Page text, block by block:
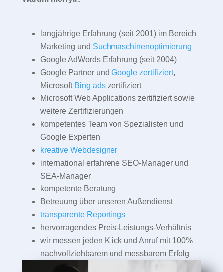
langjährige Erfahrung (seit 2001) im Bereich
Marketing und Suchmaschinenoptimierung
Google AdWords Erfahrung (seit 2004)
Google Partner und Google zertifiziert,
Microsoft Bing adszertifiziert
Microsoft Web Applications zertifiziert sowie
weitere Zertifizierungen
kompetentes Team von Spezialisten und
Google Experten
kreative Webdesigner
international erfahrene SEO-Manager und
SEA-Manager
kompetente Beratung
Betreuung über unseren Außendienst
transparente Reportings
hervorragendes Preis-Leistungs-Verhältnis
wir messen jeden Klick und Anruf mit 100%
nachvollziehbarem und messbarem Erfolg